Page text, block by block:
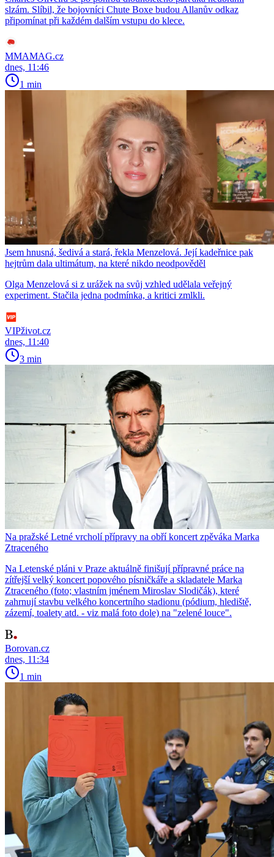
slzám. Slíbil, že bojovníci Chute Boxe budou Allanův odkaz
připomínat při každém dalším vstupu do klece.
MMAMAG.cz
dnes, 11:46
1 min
Jsem hnusná, šedivá a stará, řekla Menzelová. Její kadeřnice pak
hejtrům dala ultimátum, na které nikdo neodpověděl
Olga Menzelová si z urážek na svůj vzhled udělala veřejný
experiment. Stačila jedna podmínka, a kritici zmlkli.
VIPživot.cz
dnes, 11:40
3 min
Na pražské Letné vrcholí přípravy na obří koncert zpěváka Marka
Ztraceného
Na Letenské pláni v Praze aktuálně finišují přípravné práce na
zítřejší velký koncert popového písničkáře a skladatele Marka
Ztraceného (foto; vlastním jménem Miroslav Slodičák), které
zahrnují stavbu velkého koncertního stadionu (pódium, hlediště,
zázemí, toalety atd. - viz malá foto dole) na "zelené louce".
Borovan.cz
dnes, 11:34
1 min